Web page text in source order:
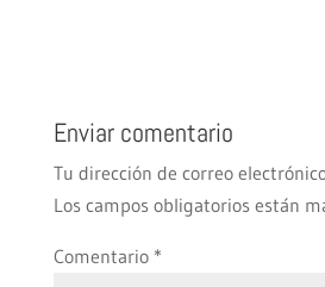
Enviar comentario
Tu dirección de correo
Los campos obligatorios están
Comentario *